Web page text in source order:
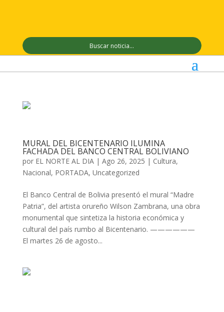
MURAL DEL BICENTENARIO ILUMINA
FACHADA DEL BANCO CENTRAL BOLIVIANO
por EL NORTE AL DIA| Ago 26, 2025 | Cultura,
Nacional, PORTADA, Uncategorized
El Banco Central de Bolivia presentó el mural “Madre
Patria”, del artista orureño Wilson Zambrana, una obra
monumental que sintetiza la historia económica y
cultural del país rumbo al Bicentenario. ——————
El martes 26 de agosto...